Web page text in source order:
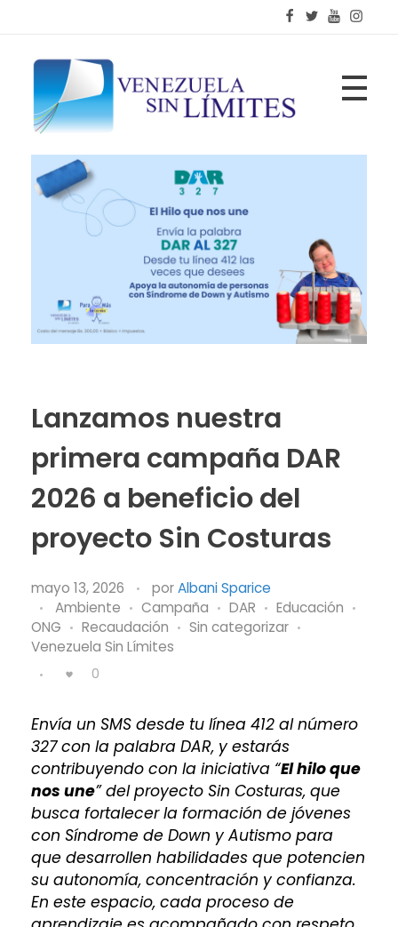
Fundación Venezuela Sin Límites
Lanzamos nuestra
primera campaña DAR
2026 a beneficio del
proyecto Sin Costuras
mayo 13, 2026 porAlbani Sparice
Ambiente
Campaña DAR
Educación
ONG
Recaudación
Sin categorizar
Venezuela Sin Límites
0
Envía un SMS desde tu línea 412 al número
327 con la palabra DAR, y estarás
contribuyendo con la iniciativa “El hilo que
nos une” del proyecto Sin Costuras, que
busca fortalecer la formación de jóvenes
con Síndrome de Down y Autismo para
que desarrollen habilidades que potencien
su autonomía, concentración y confianza.
En este espacio, cada proceso de